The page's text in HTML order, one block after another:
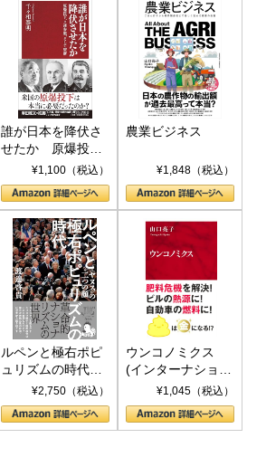
誰が日本を降伏さ
せたか 原爆投
下、ソ連参戦、そ
して聖断 (PHP新
書)
¥1,100（税込）
農業ビジネス
¥1,848（税込）
ルペンと極右ポピ
ュリズムの時代：
〈ヤヌス〉の二つ
の顔
¥2,750（税込）
ウンコノミクス
(インターナショナ
ル新書)¥1,045（税込）